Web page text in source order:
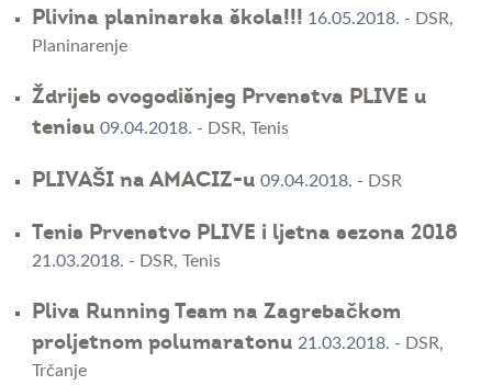
Plivina planinarska škola!!! 16.05.2018. - DSR,
Planinarenje
Ždrijeb ovogodišnjeg Prvenstva PLIVE u
tenisu 09.04.2018. - DSR, Tenis
PLIVAŠI na AMACIZ-u 09.04.2018. - DSR
Tenis Prvenstvo PLIVE i ljetna sezona 2018
21.03.2018. - DSR, Tenis
Pliva Running Team na Zagrebačkom
proljetnom polumaratonu 21.03.2018. - DSR,
Trčanje